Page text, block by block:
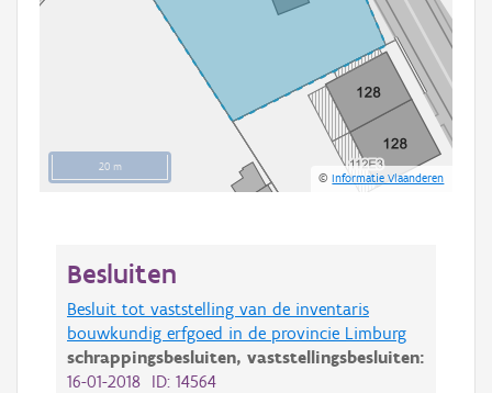
20 m
©Informatie Vlaanderen
Besluiten
Besluit tot vaststelling van de inventaris
bouwkundig erfgoed in de provincie Limburg
schrappingsbesluiten, vaststellingsbesluiten:
16-01-2018 ID: 14564